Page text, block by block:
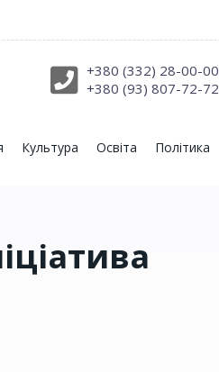
+380 (332) 28-00-00
+380 (93) 807-72-72
Культура Освіта Політика